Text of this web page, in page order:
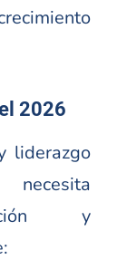
2026
liderazgo
necesita
y